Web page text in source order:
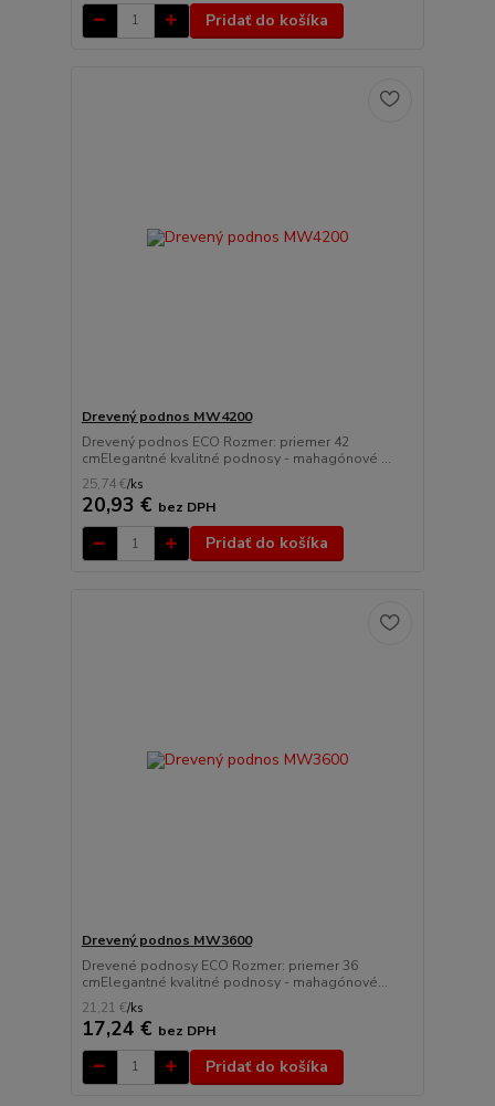
Pridať do košíka
Drevený podnos MW4200
Drevený podnos ECO Rozmer: priemer 42
cmElegantné kvalitné podnosy - mahagónové ...
25,74 €/ks
20,93 € bez DPH
Pridať do košíka
Drevený podnos MW3600
Drevené podnosy ECO Rozmer: priemer 36
cmElegantné kvalitné podnosy - mahagónové...
21,21 €/ks
17,24 € bez DPH
Pridať do košíka